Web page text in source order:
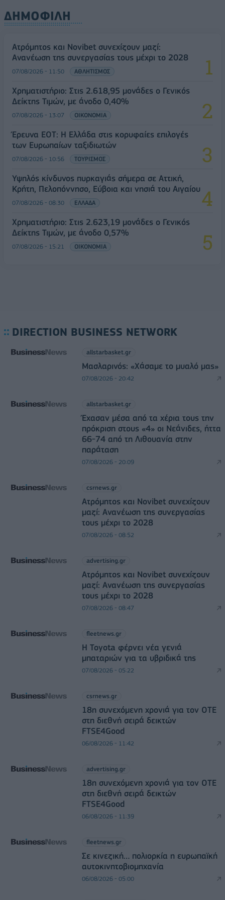
ΔΗΜΟΦΙΛΗ
Ατρόμητος και Novibet συνεχίζουν μαζί:
Ανανέωση της συνεργασίας τους μέχρι το 2028
07/08/2026 - 11:50 ΑΘΛΗΤΙΣΜΟΣ
Χρηματιστήριο: Στις 2.618,95 μονάδες ο Γενικός
Δείκτης Τιμών, με άνοδο 0,40%
07/08/2026 - 13:07 ΟΙΚΟΝΟΜΙΑ
Έρευνα ΕΟΤ: Η Ελλάδα στις κορυφαίες επιλογές
των Ευρωπαίων ταξιδιωτών
07/08/2026 - 10:56 ΤΟΥΡΙΣΜΟΣ
Υψηλός κίνδυνος πυρκαγιάς σήμερα σε Αττική,
Κρήτη, Πελοπόννησο, Εύβοια και νησιά του Αιγαίου
07/08/2026 - 08:30 ΕΛΛΑΔΑ
Χρηματιστήριο: Στις 2.623,19 μονάδες ο Γενικός
Δείκτης Τιμών, με άνοδο 0,57%
07/08/2026 - 15:21 ΟΙΚΟΝΟΜΙΑ
DIRECTION BUSINESS NETWORK
allstarbasket.gr
Μασλαρινός: «Χάσαμε το μυαλό μας»
07/08/2026 - 20:42
allstarbasket.gr
Έχασαν μέσα από τα χέρια τους την
πρόκριση στους «4» οι Νεάνιδες, ήττα
66-74 από τη Λιθουανία στην
παράταση
07/08/2026 - 20:09
csrnews.gr
Ατρόμητος και Novibet συνεχίζουν
μαζί: Ανανέωση της συνεργασίας
τους μέχρι το 2028
07/08/2026 - 08:52
advertising.gr
Ατρόμητος και Novibet συνεχίζουν
μαζί: Ανανέωση της συνεργασίας
τους μέχρι το 2028
07/08/2026 - 08:47
fleetnews.gr
Η Toyota φέρνει νέα γενιά
μπαταριών για τα υβριδικά της
07/08/2026 - 05:22
csrnews.gr
18η συνεχόμενη χρονιά για τον ΟΤΕ
στη διεθνή σειρά δεικτών
FTSE4Good
06/08/2026 - 11:42
advertising.gr
18η συνεχόμενη χρονιά για τον ΟΤΕ
στη διεθνή σειρά δεικτών
FTSE4Good
06/08/2026 - 11:39
fleetnews.gr
Σε κινεζική… πολιορκία η ευρωπαϊκή
αυτοκινητοβιομηχανία
06/08/2026 - 05:00